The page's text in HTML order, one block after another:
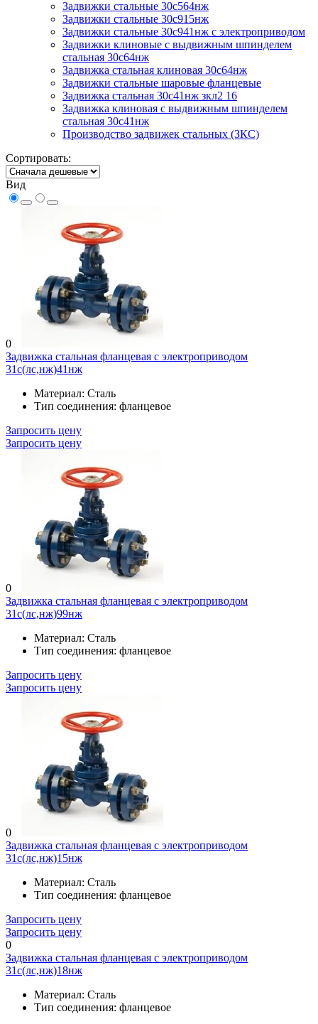
Задвижки стальные 30с564нж
Задвижки стальные 30с915нж
Задвижки стальные 30с941нж с электроприводом
Задвижки клиновые с выдвижным шпинделем
стальная 30с64нж
Задвижка стальная клиновая 30с64нж
Задвижки стальные шаровые фланцевые
Задвижка стальная 30с41нж зкл2 16
Задвижка клиновая с выдвижным шпинделем
стальная 30с41нж
Производство задвижек стальных (ЗКС)
Сортировать:
Вид
0
Задвижка стальная фланцевая с электроприводом
31с(лс,нж)41нж
Материал: Сталь
Тип соединения: фланцевое
Запросить цену
Запросить цену
0
Задвижка стальная фланцевая с электроприводом
31с(лс,нж)99нж
Материал: Сталь
Тип соединения: фланцевое
Запросить цену
Запросить цену
0
Задвижка стальная фланцевая с электроприводом
31с(лс,нж)15нж
Материал: Сталь
Тип соединения: фланцевое
Запросить цену
Запросить цену
0
Задвижка стальная фланцевая с электроприводом
31с(лс,нж)18нж
Материал: Сталь
Тип соединения: фланцевое